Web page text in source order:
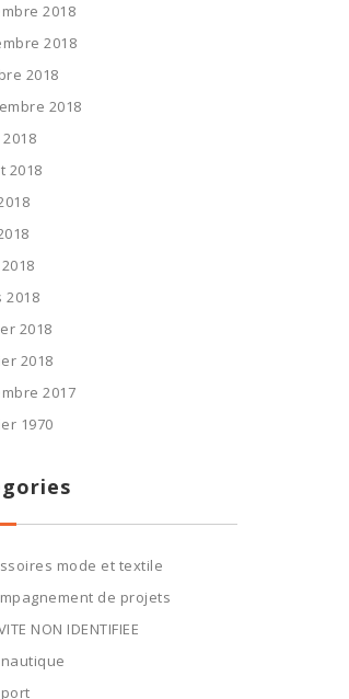
2018
2018
2018
2018
2018
2018
2018
2018
2017
1970
mode et textile
de projets
NON IDENTIFIEE